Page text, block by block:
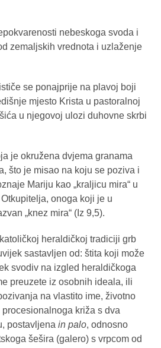
nebeskoga svoda i
zemaljskih vrednota i uzlaženje
se ponajprije na plavoj boji
mjesto Krista u pastoralnoj
u njegovoj ulozi duhovne skrbi
je okružena dvjema granama
što je misao na koju se poziva i
Mariju kao „kraljicu mira“ u
onoga koji je u
„knez mira“ (Iz 9,5).
heraldičkoj tradiciji grb
sastavljen od: štita koji može
svodiv na izgled heraldičkoga
preuzete iz osobnih ideala, ili
na vlastito ime, životno
križa s dva
postavljena in palo, odnosno
šešira (galero) s vrpcom od